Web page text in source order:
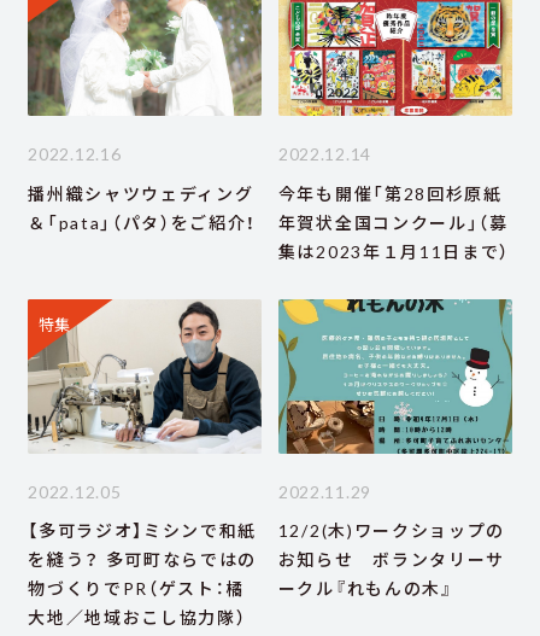
2022.12.16
播州織シャツウェディング
＆「pata」（パタ）をご紹介！
2022.12.14
今年も開催「第28回杉原紙
年賀状全国コンクール」（募
集は2023年１月11日まで）
特集
2022.12.05
【多可ラジオ】ミシンで和紙
を縫う？ 多可町ならではの
物づくりでPR（ゲスト：橘
大地／地域おこし協力隊）
2022.11.29
12/2(木)ワークショップの
お知らせ ボランタリーサ
ークル『れもんの木』